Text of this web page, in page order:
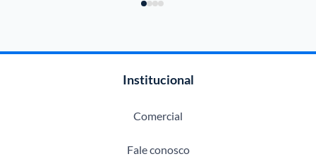
Institucional
Comercial
Fale conosco